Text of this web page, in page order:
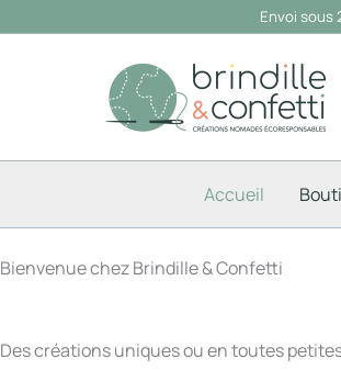
principal
au
Envoi sous
Accueil
Bienvenue chez Brindille & Confetti
Des créations uniques ou en toutes